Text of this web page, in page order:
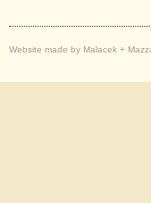
Website made by Malacek +